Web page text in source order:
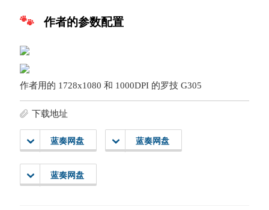
作者的参数配置
作者用的 1728x1080 和 1000DPI 的罗技 G305
下载地址
蓝奏网盘 蓝奏网盘
蓝奏网盘